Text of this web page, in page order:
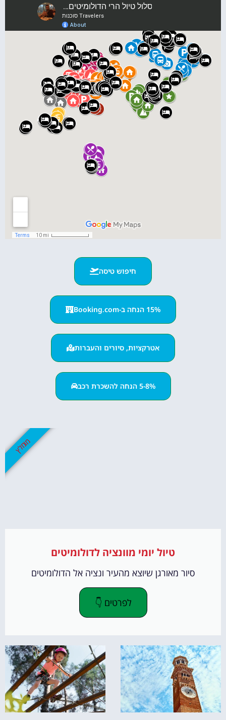
חיפוש טיסה
15% הנחה ב-Booking.com
אטרקציות, סיורים והעברות
5-8% הנחה להשכרת רכב
טיול יומי מוונציה לדולומיטים
סיור מאורגן שיוצא מהעיר ונציה אל הדולומיטים
לפרטים 👇
מומלץ